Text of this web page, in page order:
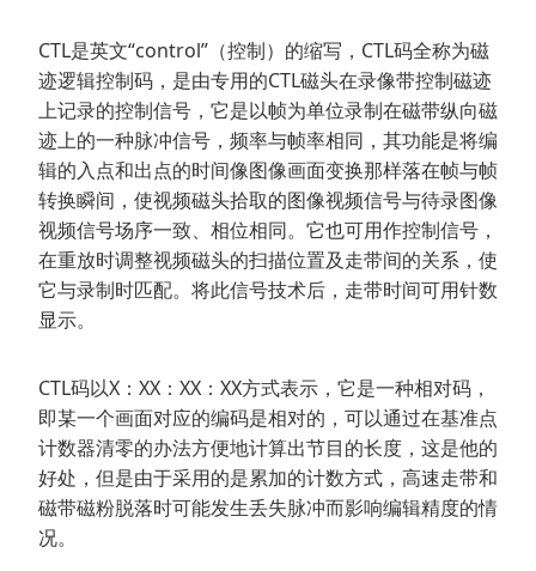
CTL是英文“control”（控制）的缩写，CTL码全称为磁
迹逻辑控制码，是由专用的CTL磁头在录像带控制磁迹
上记录的控制信号，它是以帧为单位录制在磁带纵向磁
迹上的一种脉冲信号，频率与帧率相同，其功能是将编
辑的入点和出点的时间像图像画面变换那样落在帧与帧
转换瞬间，使视频磁头拾取的图像视频信号与待录图像
视频信号场序一致、相位相同。它也可用作控制信号，
在重放时调整视频磁头的扫描位置及走带间的关系，使
它与录制时匹配。将此信号技术后，走带时间可用针数
显示。
CTL码以X：XX：XX：XX方式表示，它是一种相对码，
即某一个画面对应的编码是相对的，可以通过在基准点
计数器清零的办法方便地计算出节目的长度，这是他的
好处，但是由于采用的是累加的计数方式，高速走带和
磁带磁粉脱落时可能发生丢失脉冲而影响编辑精度的情
况。